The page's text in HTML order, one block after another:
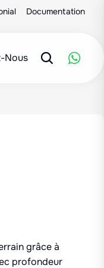
Documentation
Nous
grâce à
profondeur